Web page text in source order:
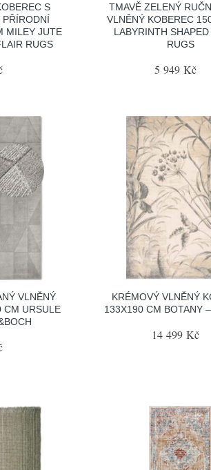
S
MILEY JUTE
RUGS
TMAVĚ ZELENÝ
VLNĚNÝ KOBEREC
LABYRINTH
RUGS
5 949 Kč
VLNĚNÝ
CM URSULE
KRÉMOVÝ VLNĚNÝ
133X190 CM BOTANY
14 499 Kč